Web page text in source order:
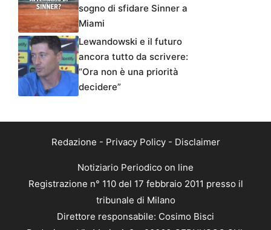
sogno di sfidare Sinner a
Miami
Lewandowski e il futuro
ancora tutto da scrivere:
“Ora non è una priorità
decidere”
Redazione - Privacy Policy- Disclaimer
Notiziario Periodico on line
Registrazione n° 110 del 17 febbraio 2011 presso il
tribunale di Milano
Direttore responsabile: Cosimo Bisci